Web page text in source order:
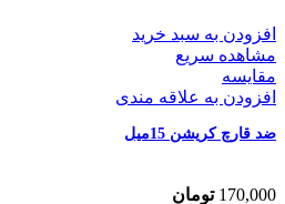
افزودن به سبد خرید
مشاهده سریع
مقایسه
افزودن به علاقه مندی
ضد قارچ کریشن 15میل
170,000 تومان